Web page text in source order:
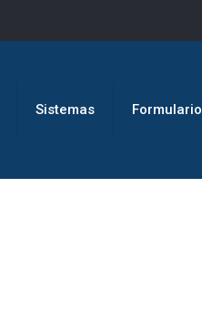
Sistemas